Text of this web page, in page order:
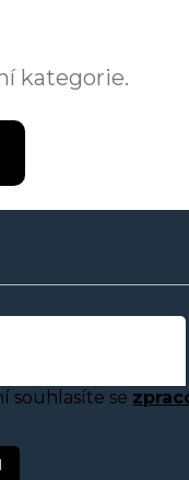
kategorie.
souhlasíte se